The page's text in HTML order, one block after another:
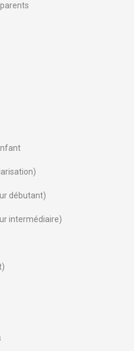
débutant)
intermédiaire)